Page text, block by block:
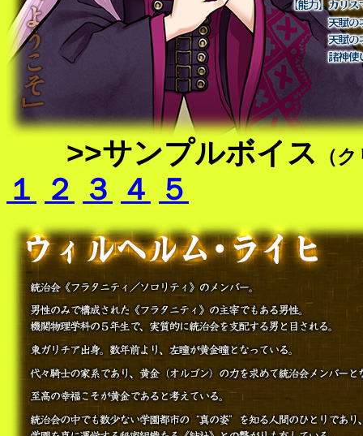
>>サンプルボイス （
１ ２ ３ ４ ５